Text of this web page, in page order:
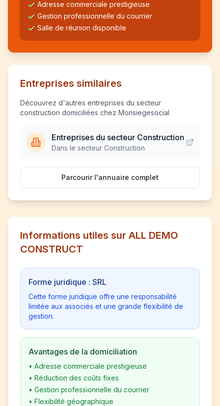
Adresse commerciale prestigieuse
Gestion professionnelle du courrier
Salle de réunion disponible
Entreprises similaires
Découvrez d'autres entreprises du secteur
construction domiciliées chez Monsiegesocial
Entreprises du secteur Construction
Dans le secteur Construction
Parcourir l'annuaire complet
Informations utiles sur ALL DEMO
CONSTRUCT
Forme juridique : SRL
Cette forme juridique offre une responsabilité
limitée aux associés et une grande flexibilité de
gestion.
Avantages de la domiciliation
• Adresse commerciale prestigieuse
• Réduction des coûts fixes
• Gestion professionnelle du courrier
• Flexibilité géographique